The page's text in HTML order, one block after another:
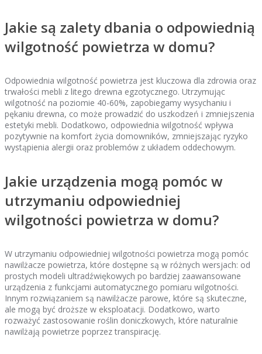
Jakie są zalety dbania o odpowiednią
wilgotność powietrza w domu?
Odpowiednia wilgotność powietrza jest kluczowa dla zdrowia oraz
trwałości mebli z litego drewna egzotycznego. Utrzymując
wilgotność na poziomie 40-60%, zapobiegamy wysychaniu i
pękaniu drewna, co może prowadzić do uszkodzeń i zmniejszenia
estetyki mebli. Dodatkowo, odpowiednia wilgotność wpływa
pozytywnie na komfort życia domowników, zmniejszając ryzyko
wystąpienia alergii oraz problemów z układem oddechowym.
Jakie urządzenia mogą pomóc w
utrzymaniu odpowiedniej
wilgotności powietrza w domu?
W utrzymaniu odpowiedniej wilgotności powietrza mogą pomóc
nawilżacze powietrza, które dostępne są w różnych wersjach: od
prostych modeli ultradźwiękowych po bardziej zaawansowane
urządzenia z funkcjami automatycznego pomiaru wilgotności.
Innym rozwiązaniem są nawilżacze parowe, które są skuteczne,
ale mogą być droższe w eksploatacji. Dodatkowo, warto
rozważyć zastosowanie roślin doniczkowych, które naturalnie
nawilżają powietrze poprzez transpirację.